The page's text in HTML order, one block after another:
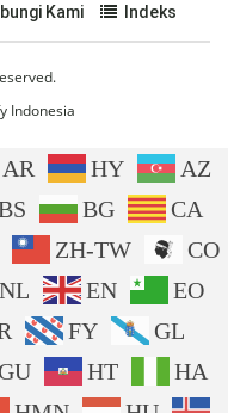
Kami Indeks
Indonesia
AR HY
AZ
BG
CA
ZH-TW
CO
NL EN
EO
FY
GL
HT
HA